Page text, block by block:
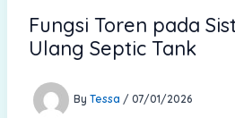
Fungsi Toren pada
Ulang Septic Tank
By Tessa / 07/01/2026